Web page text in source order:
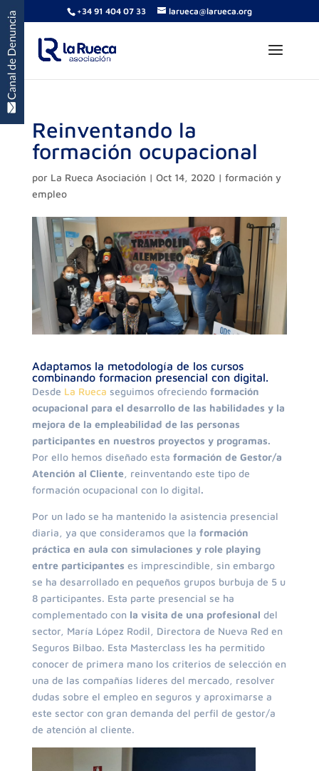
+34 91 404 07 33 larueca@larueca.org
Reinventando la
formación ocupacional
por La Rueca Asociación| Oct 14, 2020| formación y
empleo
Adaptamos la metodología de los cursos
combinando formacion presencial con digital.
Desde La Rueca seguimos ofreciendo formación
ocupacional para el desarrollo de las habilidades y la
mejora de la empleabilidad de las personas
participantes en nuestros proyectos y programas.
Por ello hemos diseñado esta formación de Gestor/a
Atención al Cliente, reinventando este tipo de
formación ocupacional con lo digital.
Por un lado se ha mantenido la asistencia presencial
diaria, ya que consideramos que la formación
práctica en aula con simulaciones y role playing
entre participantes es imprescindible, sin embargo
se ha desarrollado en pequeños grupos burbuja de 5 u
8 participantes. Esta parte presencial se ha
complementado con la visita de una profesional del
sector, María López Rodil, Directora de Nueva Red en
Seguros Bilbao. Esta Masterclass les ha permitido
conocer de primera mano los criterios de selección en
una de las compañías líderes del mercado, resolver
dudas sobre el empleo en seguros y aproximarse a
este sector con gran demanda del perfil de gestor/a
de atención al cliente.